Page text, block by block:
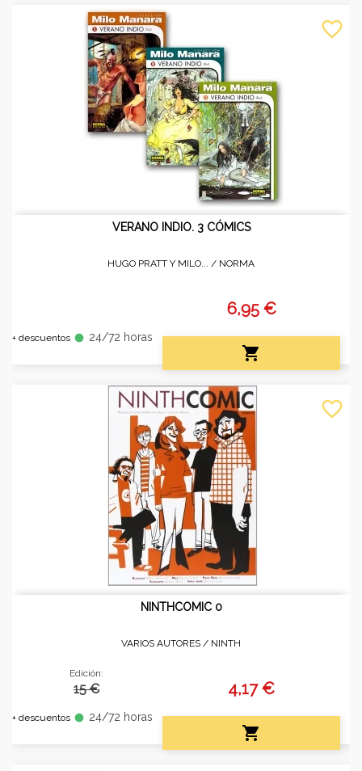
VERANO INDIO. 3 CÓMICS
HUGO PRATT Y MILO... / NORMA
+ descuentos fiber_manual_record 24/72 horas
6,95 €

favorite_border
NINTHCOMIC 0
VARIOS AUTORES / NINTH
Edición:
15 €
+ descuentos fiber_manual_record 24/72 horas
4,17 €

favorite_border